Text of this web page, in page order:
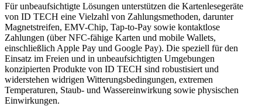
Für unbeaufsichtigte Lösungen unterstützen die Kartenlesegeräte
von ID TECH eine Vielzahl von Zahlungsmethoden, darunter
Magnetstreifen, EMV-Chip, Tap-to-Pay sowie kontaktlose
Zahlungen (über NFC-fähige Karten und mobile Wallets,
einschließlich Apple Pay und Google Pay). Die speziell für den
Einsatz im Freien und in unbeaufsichtigten Umgebungen
konzipierten Produkte von ID TECH sind robustisiert und
widerstehen widrigen Witterungsbedingungen, extremen
Temperaturen, Staub- und Wassereinwirkung sowie physischen
Einwirkungen.